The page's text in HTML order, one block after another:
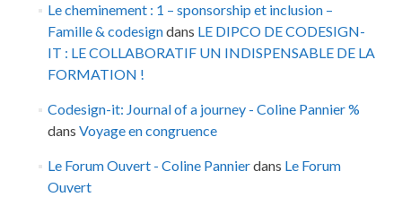
Le cheminement : 1 – sponsorship et inclusion –
Famille & codesigndans LE DIPCO DE CODESIGN-
IT : LE COLLABORATIF UN INDISPENSABLE DE LA
FORMATION !
Codesign-it: Journal of a journey - Coline Pannier %
dans Voyage en congruence
Le Forum Ouvert - Coline Pannierdans Le Forum
Ouvert